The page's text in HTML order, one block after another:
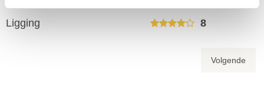
Ligging
8
Volgende